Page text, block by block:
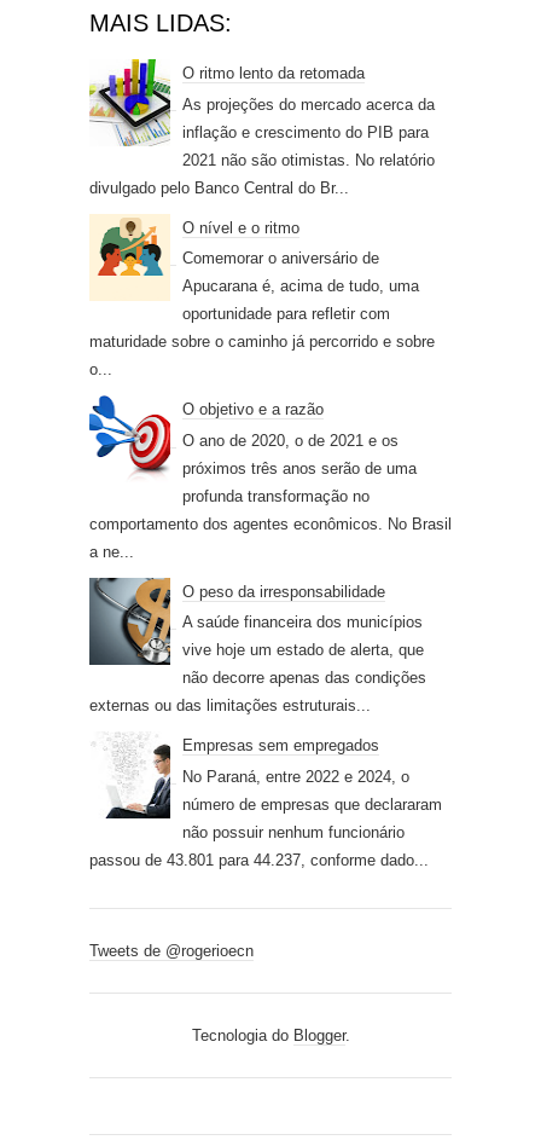
MAIS LIDAS:
O ritmo lento da retomada
As projeções do mercado acerca da
inflação e crescimento do PIB para
2021 não são otimistas. No relatório
divulgado pelo Banco Central do Br...
O nível e o ritmo
Comemorar o aniversário de
Apucarana é, acima de tudo, uma
oportunidade para refletir com
maturidade sobre o caminho já percorrido e sobre
o...
O objetivo e a razão
O ano de 2020, o de 2021 e os
próximos três anos serão de uma
profunda transformação no
comportamento dos agentes econômicos. No Brasil
a ne...
O peso da irresponsabilidade
A saúde financeira dos municípios
vive hoje um estado de alerta, que
não decorre apenas das condições
externas ou das limitações estruturais...
Empresas sem empregados
No Paraná, entre 2022 e 2024, o
número de empresas que declararam
não possuir nenhum funcionário
passou de 43.801 para 44.237, conforme dado...
Tweets de @rogerioecn
Tecnologia do Blogger.